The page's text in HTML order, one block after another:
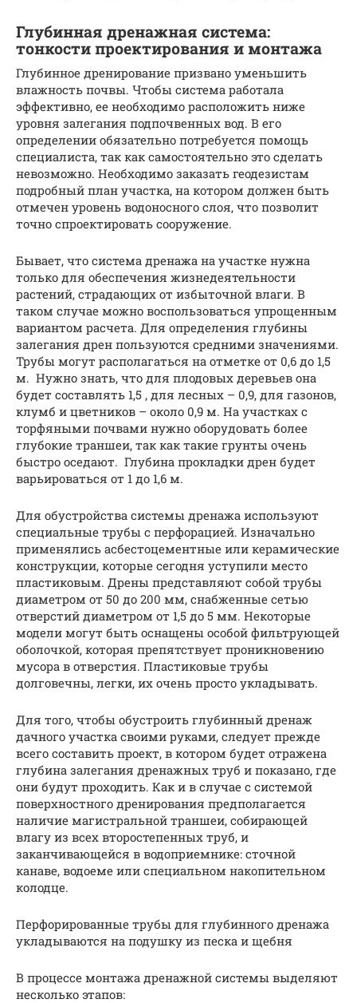
Глубинная дренажная система:
тонкости проектирования и монтажа
Глубинное дренирование призвано уменьшить
влажность почвы. Чтобы система работала
эффективно, ее необходимо расположить ниже
уровня залегания подпочвенных вод. В его
определении обязательно потребуется помощь
специалиста, так как самостоятельно это сделать
невозможно. Необходимо заказать геодезистам
подробный план участка, на котором должен быть
отмечен уровень водоносного слоя, что позволит
точно спроектировать сооружение.
Бывает, что система дренажа на участке нужна
только для обеспечения жизнедеятельности
растений, страдающих от избыточной влаги. В
таком случае можно воспользоваться упрощенным
вариантом расчета. Для определения глубины
залегания дрен пользуются средними значениями.
Трубы могут располагаться на отметке от 0,6 до 1,5
м. Нужно знать, что для плодовых деревьев она
будет составлять 1,5 , для лесных – 0,9, для газонов,
клумб и цветников – около 0,9 м. На участках с
торфяными почвами нужно оборудовать более
глубокие траншеи, так как такие грунты очень
быстро оседают. Глубина прокладки дрен будет
варьироваться от 1 до 1,6 м.
Для обустройства системы дренажа используют
специальные трубы с перфорацией. Изначально
применялись асбестоцементные или керамические
конструкции, которые сегодня уступили место
пластиковым. Дрены представляют собой трубы
диаметром от 50 до 200 мм, снабженные сетью
отверстий диаметром от 1,5 до 5 мм. Некоторые
модели могут быть оснащены особой фильтрующей
оболочкой, которая препятствует проникновению
мусора в отверстия. Пластиковые трубы
долговечны, легки, их очень просто укладывать.
Для того, чтобы обустроить глубинный дренаж
дачного участка своими руками, следует прежде
всего составить проект, в котором будет отражена
глубина залегания дренажных труб и показано, где
они будут проходить. Как и в случае с системой
поверхностного дренирования предполагается
наличие магистральной траншеи, собирающей
влагу из всех второстепенных труб, и
заканчивающейся в водоприемнике: сточной
канаве, водоеме или специальном накопительном
колодце.
Перфорированные трубы для глубинного дренажа
укладываются на подушку из песка и щебня
В процессе монтажа дренажной системы выделяют
несколько этапов: